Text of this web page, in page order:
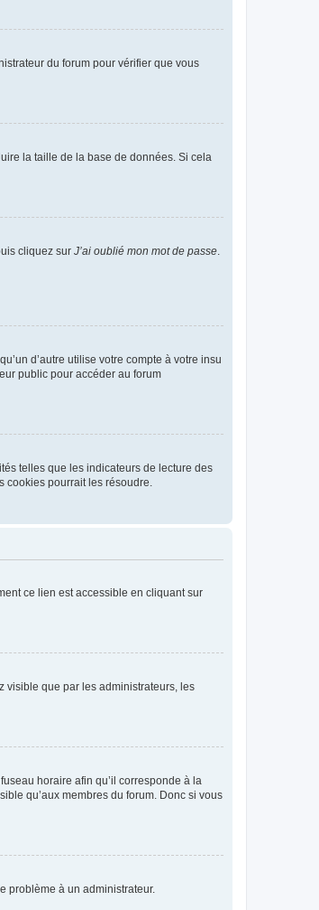
du forum pour vérifier que vous
la taille de la base de données. Si cela
cliquez sur J’ai oublié mon mot de passe
d’autre utilise votre compte à votre insu
public pour accéder au forum
telles que les indicateurs de lecture des
pourrait les résoudre.
ce lien est accessible en cliquant sur
visible que par les administrateurs, les
horaire afin qu’il corresponde à la
qu’aux membres du forum. Donc si vous
problème à un administrateur.